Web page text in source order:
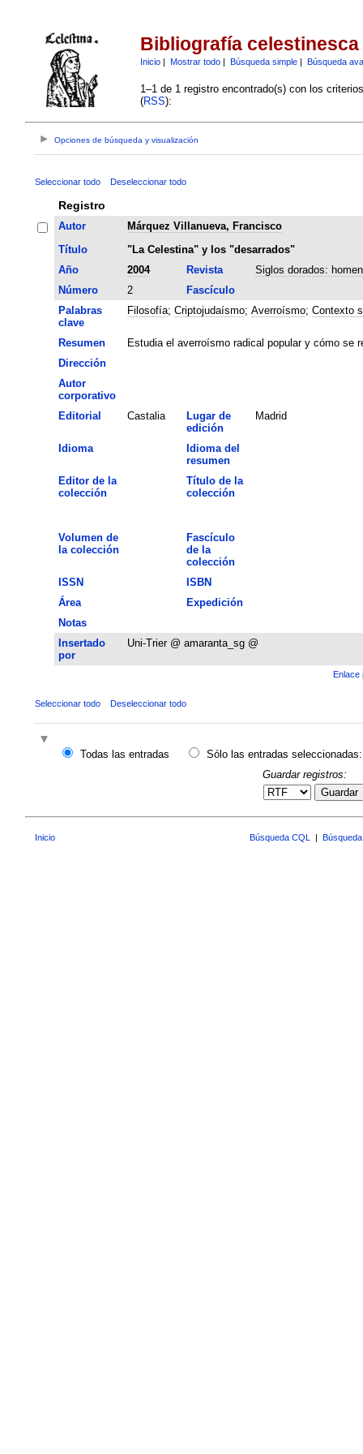
Bibliografía celestinesca
Inicio| Mostrar todo| Búsqueda simple| Búsqueda
1–1 de 1 registro encontrado(s) con los
(RSS):
Opciones de búsqueda y visualización
Seleccionar todo Deseleccionar todo
Registro
Autor
Márquez Villanueva, Francisco
Título
"La Celestina" y los "desarrados"
Año
2004 Revista
Siglos dorados:
Número
2
Fascículo
Palabras
clave
Filosofía; Criptojudaísmo; Averroísmo; Contexto
Resumen
Estudia el averroísmo radical popular y cómo se
Dirección
Autor
corporativo
Editorial
Castalia
Lugar de
edición
Madrid
Idioma
Idioma del
resumen
Editor de la
colección
Título de la
colección
Volumen de
la colección
Fascículo
de la
colección
ISSN
ISBN
Área
Expedición
Notas
Insertado
por
Uni-Trier @ amaranta_sg @
Enlace
Seleccionar todo Deseleccionar todo
Todas las entradas
Sólo las entradas seleccionadas:
Guardar registros:
Guardar
Inicio Búsqueda CQL